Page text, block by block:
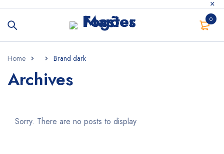
0
Home Brand dark
Archives
Sorry. There are no posts to display